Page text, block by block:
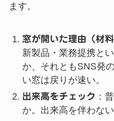
ます。
窓が開いた理由（材
新製品・業務提携と
か、それともSNS発
い窓は戻りが速い。
出来高をチェック ：
か。出来高を伴わな